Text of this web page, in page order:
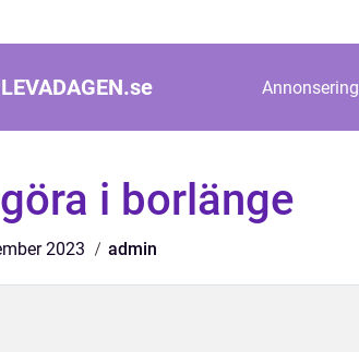
se Annonsering
i borlänge
2023 admin